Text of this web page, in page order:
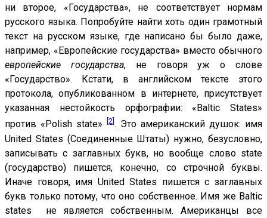
ни второе, «Государства», не соответствует нормам
русского языка. Попробуйте найти хоть один грамотный
текст на русском языке, где написано бы было даже,
например, «Европейские государства» вместо обычного
европейские государства, не говоря уж о слове
«Государство». Кстати, в английском тексте этого
протокола, опубликованном в интернете, присутствует
указанная нестойкость орфографии: «Baltic States»
против «Polish state»
[2] . Это американский душок: имя
United States (Соединенные Штаты) нужно, безусловно,
записывать с заглавных букв, но вообще слово state
(государство) пишется, конечно, со строчной буквы.
Иначе говоря, имя United States пишется с заглавных
букв только потому, что оно собственное. Имя же Baltic
states не является собственным. Американцы все